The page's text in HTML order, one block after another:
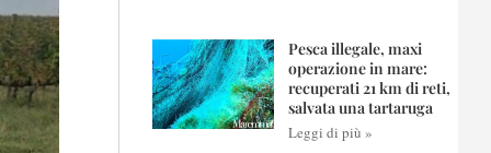
Pesca illegale, maxi
operazione in mare:
recuperati 21 km di reti,
salvata una tartaruga
Leggi di più »